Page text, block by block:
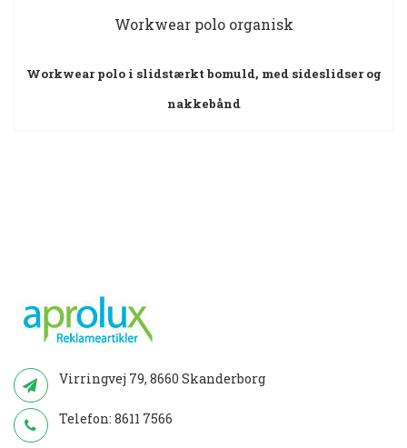
Workwear polo organisk
Workwear polo i slidstærkt bomuld, med sideslidser og
nakkebånd
Virringvej 79, 8660 Skanderborg
Telefon: 8611 7566